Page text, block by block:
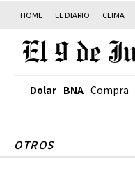
HOME EL DIARIO CLIMA
Dolar BNA Compra
OTROS